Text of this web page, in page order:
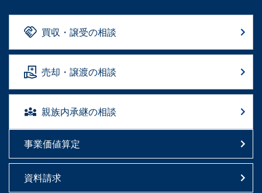
買収・譲受の相談
売却・譲渡の相談
親族内承継の相談
事業価値算定
資料請求